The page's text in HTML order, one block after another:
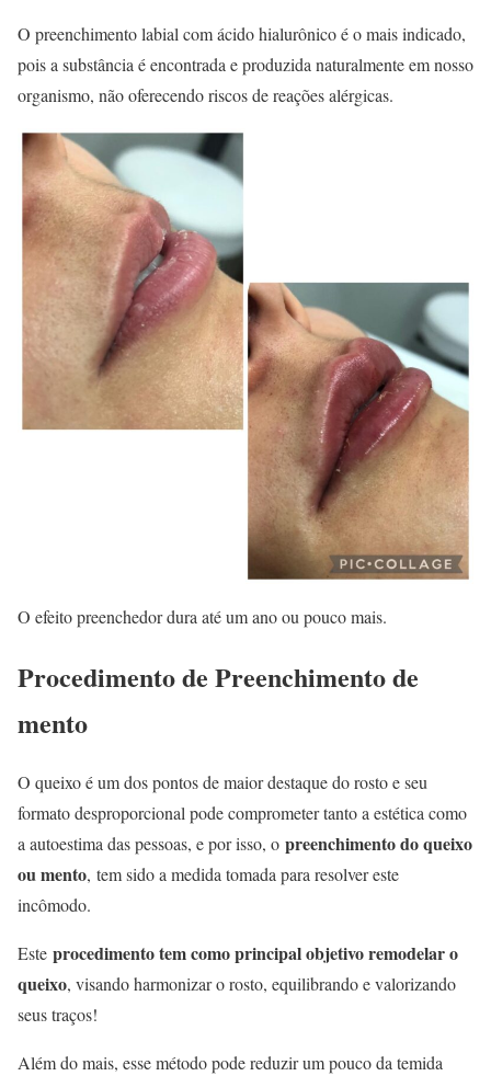
O preenchimento labial com ácido hialurônico é o mais indicado,
pois a substância é encontrada e produzida naturalmente em nosso
organismo, não oferecendo riscos de reações alérgicas.
O efeito preenchedor dura até um ano ou pouco mais.
Procedimento de Preenchimento de
mento
O queixo é um dos pontos de maior destaque do rosto e seu
formato desproporcional pode comprometer tanto a estética como
a autoestima das pessoas, e por isso, o preenchimento do queixo
ou mento, tem sido a medida tomada para resolver este
incômodo.
Este procedimento tem como principal objetivo remodelar o
queixo, visando harmonizar o rosto, equilibrando e valorizando
seus traços!
Além do mais, esse método pode reduzir um pouco da temida